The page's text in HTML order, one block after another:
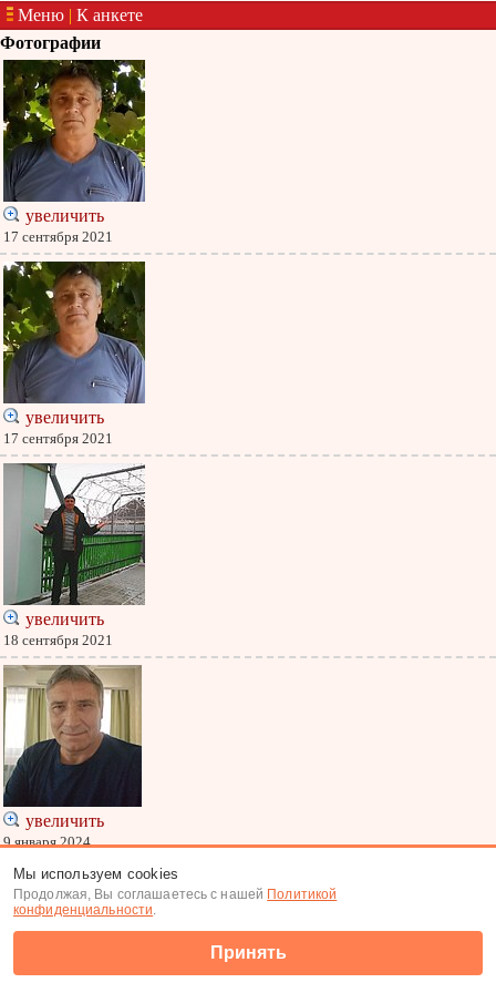
Меню | К анкете
Фотографии
увеличить
17 сентября 2021
увеличить
17 сентября 2021
увеличить
18 сентября 2021
увеличить
9 января 2024
Меню|К анкете
Меню
Мы используем cookies
Продолжая, Вы соглашаетесь с нашей Политикой
конфиденциальности.
Принять